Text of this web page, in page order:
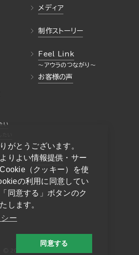
がとうございます。
りよい情報提供・サー
（クッキー）を使
の利用に同意してい
同意する」ボタンのク
します。
ー
同意する
メディア
制作ストーリー
Feel Link
い
お客様の声
採用情報